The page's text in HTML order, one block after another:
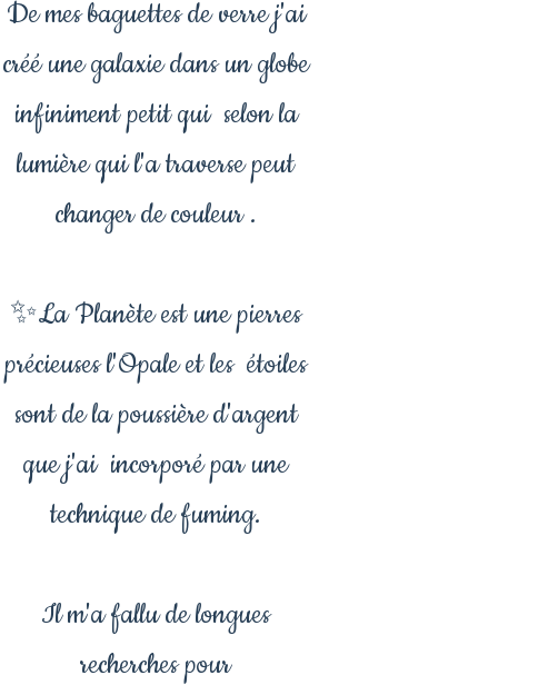
De mes baguettes de verre j'ai
créé une galaxie dans un globe
infiniment petit qui selon la
lumière qui l'a traverse peut
changer de couleur .
✨La Planète est une pierres
précieuses l'Opale et les étoiles
sont de la poussière d'argent
que j'ai incorporé par une
technique de fuming.
Il m'a fallu de longues
recherches pour